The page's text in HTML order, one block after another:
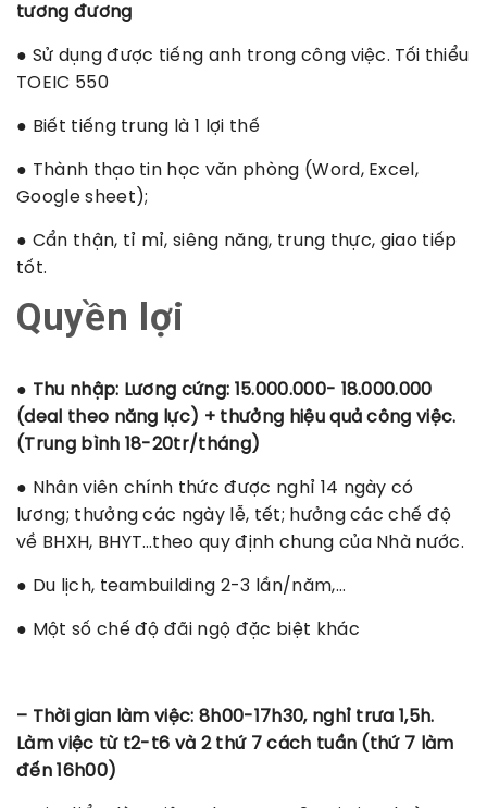
tương đương
● Sử dụng được tiếng anh trong công việc. Tối thiểu
TOEIC 550
● Biết tiếng trung là 1 lợi thế
● Thành thạo tin học văn phòng (Word, Excel,
Google sheet);
● Cẩn thận, tỉ mỉ, siêng năng, trung thực, giao tiếp
tốt.
Quyền lợi
● Thu nhập: Lương cứng: 15.000.000- 18.000.000
(deal theo năng lực) + thưởng hiệu quả công việc.
(Trung bình 18-20tr/tháng)
● Nhân viên chính thức được nghỉ 14 ngày có
lương; thưởng các ngày lễ, tết; hưởng các chế độ
về BHXH, BHYT…theo quy định chung của Nhà nước.
● Du lịch, teambuilding 2-3 lần/năm,…
● Một số chế độ đãi ngộ đặc biệt khác
– Thời gian làm việc: 8h00-17h30, nghỉ trưa 1,5h.
Làm việc từ t2-t6 và 2 thứ 7 cách tuần (thứ 7 làm
đến 16h00)